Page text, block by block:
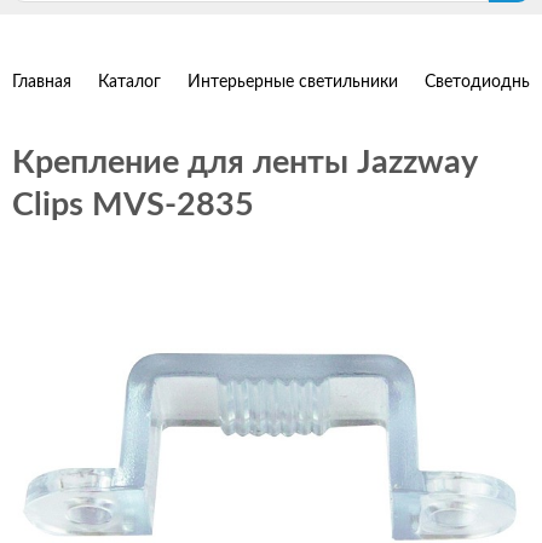
Главная Каталог Интерьерные светильники
Крепление для ленты Jazzway
Clips MVS-2835